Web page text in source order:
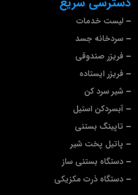
لیست خدمات
سردخانه جسد
فریزر صندوقی
فریزر ایستاده
شیر سرد کن
آبسردکن استیل
تاپینگ بستنی
پاتیل پخت شیر
دستگاه بستنی ساز
دستگاه ذرت مکزیکی